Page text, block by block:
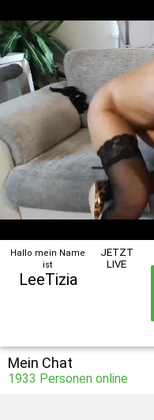
Hallo mein Name
ist
LeeTizia
JETZT
LIVE
Mein Chat
1933 Personen online